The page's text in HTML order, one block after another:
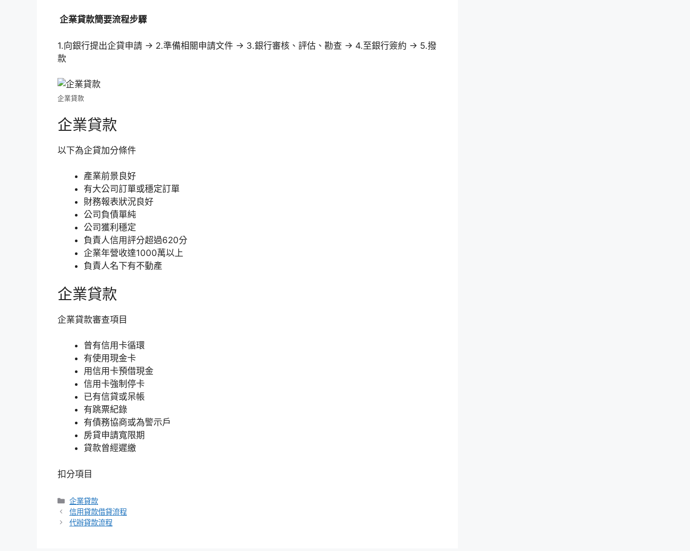
企業貸款簡要流程步驟
1.向銀行提出企貸申請 → 2.準備相關申請文件 → 3.銀行審核、評估、勘查 → 4.至銀行簽約 → 5.撥
款
企業貸款
企業貸款
以下為企貸加分條件
產業前景良好
有大公司訂單或穩定訂單
財務報表狀況良好
公司負債單純
公司獲利穩定
負責人信用評分超過620分
企業年營收達1000萬以上
負責人名下有不動產
企業貸款
企業貸款審查項目
曾有信用卡循環
有使用現金卡
用信用卡預借現金
信用卡強制停卡
已有信貸或呆帳
有跳票紀錄
有債務協商或為警示戶
房貸申請寬限期
貸款曾經遲繳
扣分項目
分
類
企業貸款
信用貸款借貸流程
代辦貸款流程